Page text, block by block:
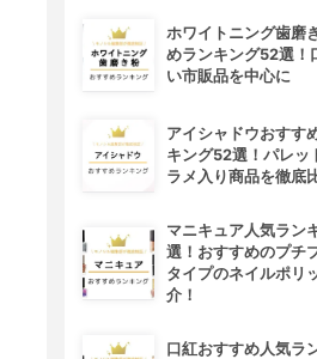
ホワイトニング歯磨
めランキング52選！
い市販品を中心に
アイシャドウおすす
キング52選！パレッ
ラメ入り商品を徹底
マニキュア人気ラン
選！おすすめのプチ
タイプのネイルポリ
介！
口紅おすすめ人気ラ